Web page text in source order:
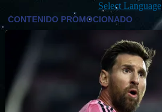
Select Language